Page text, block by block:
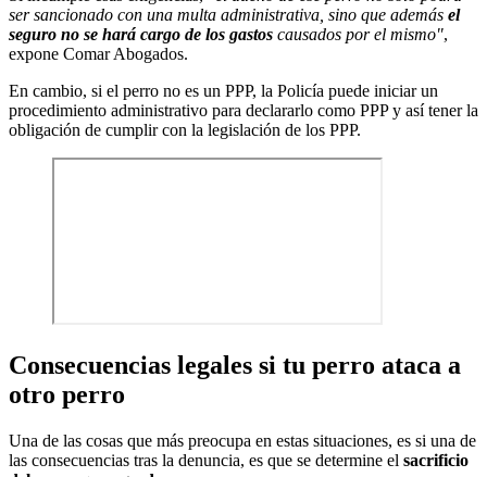
ser sancionado con una multa administrativa, sino que además el
seguro no se hará cargo de los gastos causados por el mismo",
expone Comar Abogados.
En cambio, si el perro no es un PPP, la Policía puede iniciar un
procedimiento administrativo para declararlo como PPP y así tener la
obligación de cumplir con la legislación de los PPP.
Consecuencias legales si tu perro ataca a
otro perro
Una de las cosas que más preocupa en estas situaciones, es si una de
las consecuencias tras la denuncia, es que se determine el sacrificio